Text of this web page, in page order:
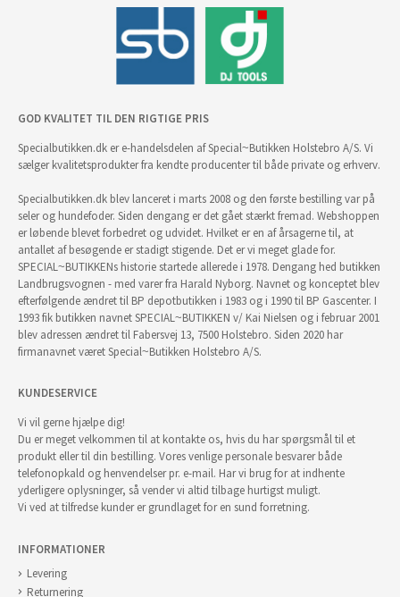
GOD KVALITET TIL DEN RIGTIGE PRIS
Specialbutikken.dk er e-handelsdelen af Special~Butikken Holstebro A/S. Vi
sælger kvalitetsprodukter fra kendte producenter til både private og erhverv.
Specialbutikken.dk blev lanceret i marts 2008 og den første bestilling var på
seler og hundefoder. Siden dengang er det gået stærkt fremad. Webshoppen
er løbende blevet forbedret og udvidet. Hvilket er en af årsagerne til, at
antallet af besøgende er stadigt stigende. Det er vi meget glade for.
SPECIAL~BUTIKKENs historie startede allerede i 1978. Dengang hed butikken
Landbrugsvognen - med varer fra Harald Nyborg. Navnet og konceptet blev
efterfølgende ændret til BP depotbutikken i 1983 og i 1990 til BP Gascenter. I
1993 fik butikken navnet SPECIAL~BUTIKKEN v/ Kai Nielsen og i februar 2001
blev adressen ændret til Fabersvej 13, 7500 Holstebro. Siden 2020 har
firmanavnet været Special~Butikken Holstebro A/S.
KUNDESERVICE
Vi vil gerne hjælpe dig!
Du er meget velkommen til at kontakte os, hvis du har spørgsmål til et
produkt eller til din bestilling. Vores venlige personale besvarer både
telefonopkald og henvendelser pr. e-mail. Har vi brug for at indhente
yderligere oplysninger, så vender vi altid tilbage hurtigst muligt.
Vi ved at tilfredse kunder er grundlaget for en sund forretning.
INFORMATIONER
Levering
Returnering